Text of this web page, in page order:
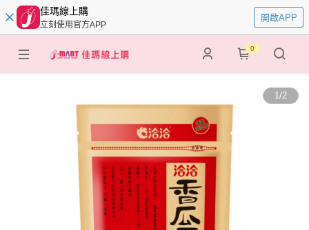
佳瑪線上購
立刻使用官方APP
開啟APP
0
1/2